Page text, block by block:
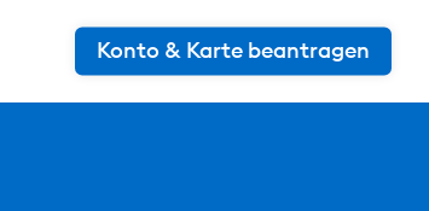
Konto & Karte beantragen